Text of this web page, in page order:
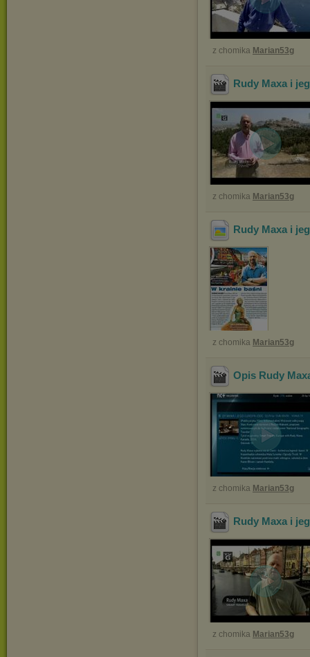
z chomika Marian53g
Rudy Maxa i
z chomika Marian53g
Rudy Maxa i
z chomika Marian53g
Opis Rudy
z chomika Marian53g
Rudy Maxa i
z chomika Marian53g